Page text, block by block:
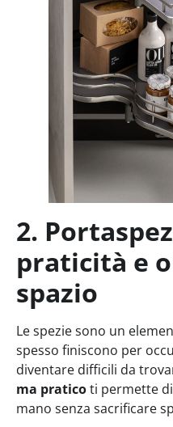
2.
praticità e
spazio
Le spezie sono un
spesso finiscono per
diventare difficili da
ma praticoti permette
mano senza sacrificare